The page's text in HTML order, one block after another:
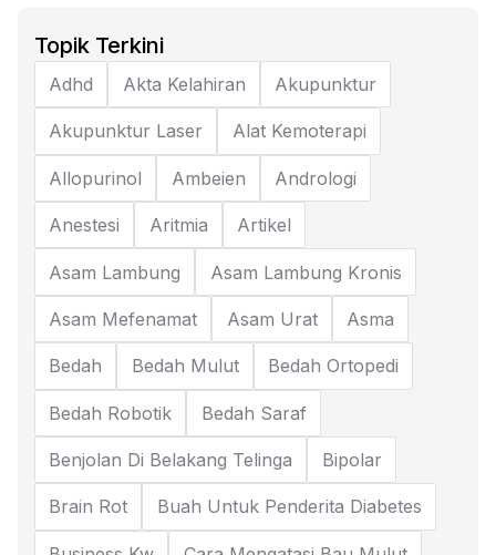
Topik Terkini
Adhd Akta Kelahiran Akupunktur
Akupunktur Laser Alat Kemoterapi
Allopurinol Ambeien Andrologi
Anestesi Aritmia Artikel
Asam Lambung Asam Lambung Kronis
Asam Mefenamat Asam Urat Asma
Bedah Bedah Mulut Bedah Ortopedi
Bedah Robotik Bedah Saraf
Benjolan Di Belakang Telinga Bipolar
Brain Rot Buah Untuk Penderita Diabetes